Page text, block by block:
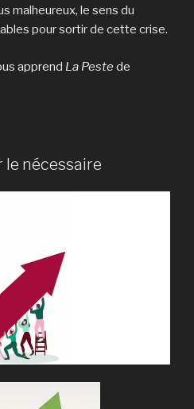
malheureux, le sens du
pour sortir de cette crise.
apprend La Peste de
le nécessaire